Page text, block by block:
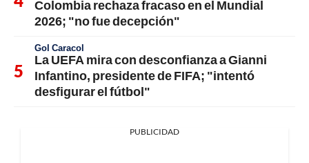
Colombia rechaza fracaso en el Mundial
2026; "no fue decepción"
Gol Caracol
La UEFA mira con desconfianza a Gianni
Infantino, presidente de FIFA; "intentó
desfigurar el fútbol"
PUBLICIDAD